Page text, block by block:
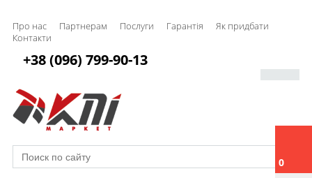
Про нас Партнерам Послуги Гарантія
Як придбати
Контакти
0
+38 (096) 799-90-13